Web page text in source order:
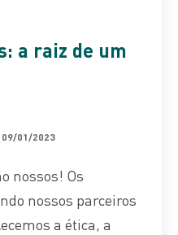
a raiz de um
09/01/2023
nossos! Os
nossos parceiros
a ética, a